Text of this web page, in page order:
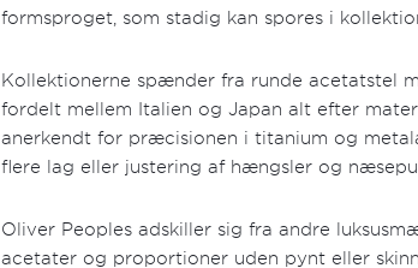
formsproget, som stadig kan spores i
Kollektionerne spænder fra runde acetatstel
fordelt mellem Italien og Japan alt efter
anerkendt for præcisionen i titanium og
flere lag eller justering af hængsler og
Oliver Peoples adskiller sig fra andre
acetater og proportioner uden pynt eller